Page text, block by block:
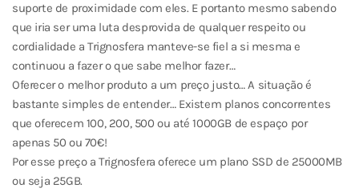
suporte de proximidade com eles. E portanto mesmo sabendo
que iria ser uma luta desprovida de qualquer respeito ou
cordialidade a Trignosfera manteve-se fiel a si mesma e
continuou a fazer o que sabe melhor fazer…
Oferecer o melhor produto a um preço justo… A situação é
bastante simples de entender… Existem planos concorrentes
que oferecem 100, 200, 500 ou até 1000GB de espaço por
apenas 50 ou 70€!
Por esse preço a Trignosfera oferece um plano SSD de 25000MB
ou seja 25GB.